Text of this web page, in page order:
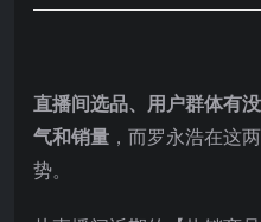
直播间选品、用户群体有
气和销量 ，而罗永浩在这
势。